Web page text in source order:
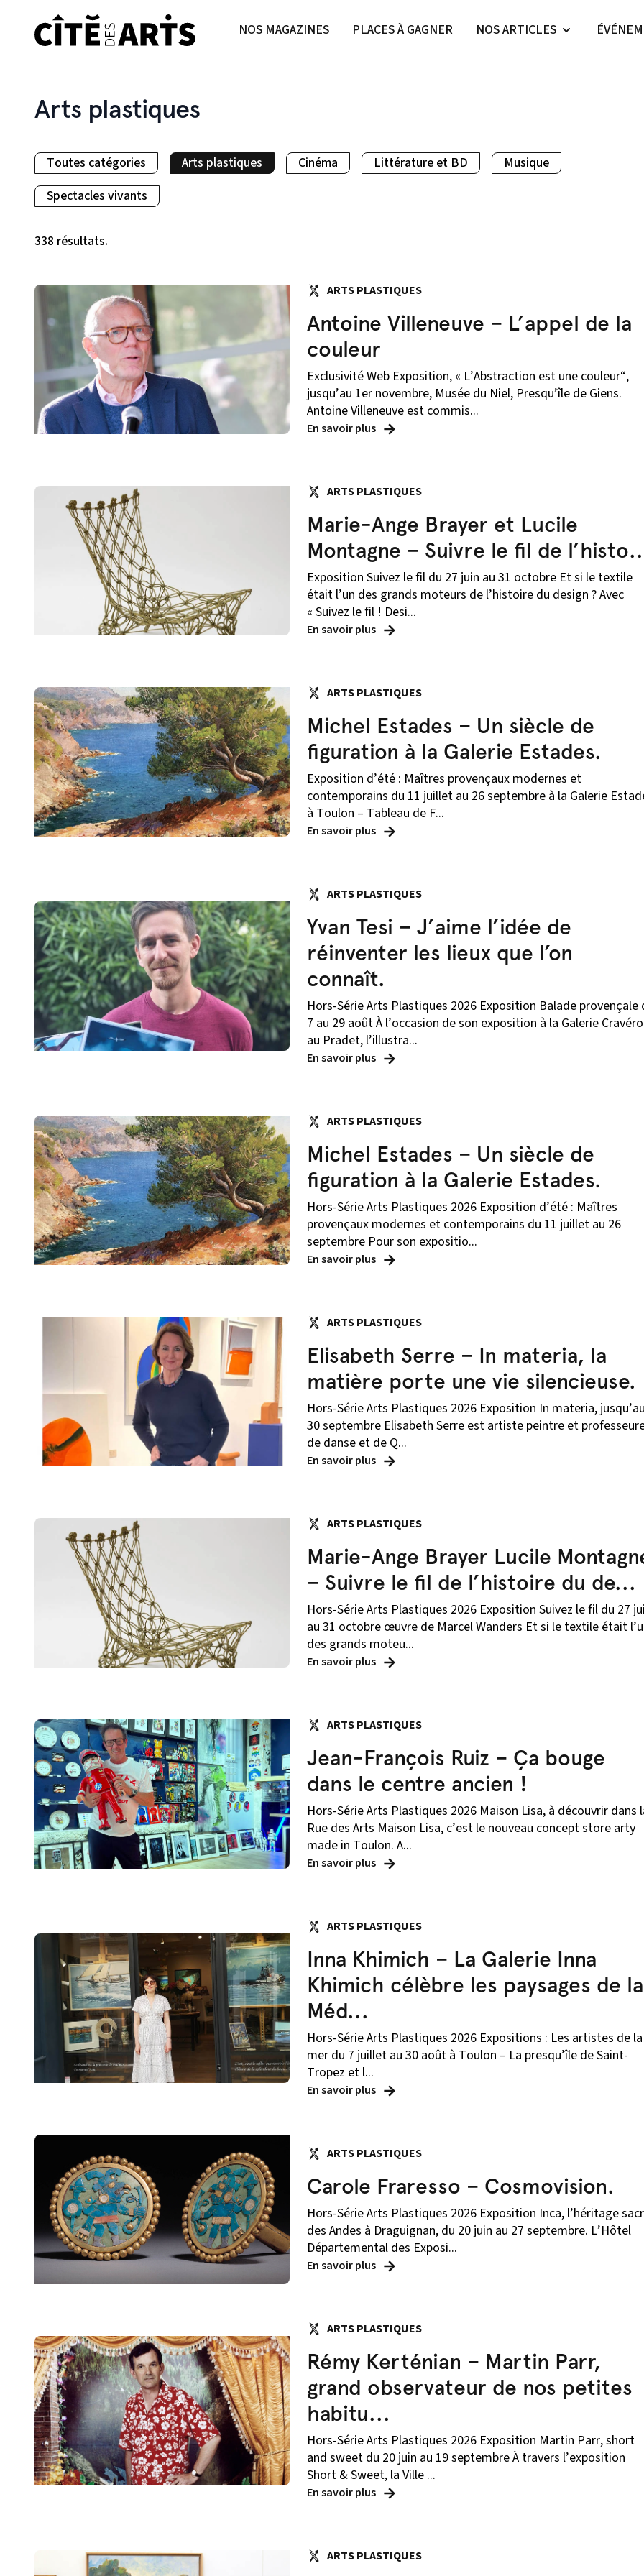
NOS MAGAZINES PLACES À GAGNER NOS ARTICLES
Arts plastiques
Toutes catégories Arts plastiques Cinéma Littérature et BD
Musique
Spectacles vivants
338 résultats.
ARTS PLASTIQUES
Antoine Villeneuve – L’appel de la
couleur
Exclusivité Web Exposition, « L’Abstraction est une couleur“,
jusqu’au 1er novembre, Musée du Niel, Presqu’île de Giens.
Antoine Villeneuve est commis...
En savoir plus
ARTS PLASTIQUES
Marie-Ange Brayer et Lucile
Montagne – Suivre le fil de
Exposition Suivez le fil du 27 juin au 31 octobre Et si le textile
était l’un des grands moteurs de l’histoire du design ? Avec
« Suivez le fil ! Desi...
En savoir plus
ARTS PLASTIQUES
Michel Estades – Un siècle de
figuration à la Galerie Estades.
Exposition d’été : Maîtres provençaux modernes et
contemporains du 11 juillet au 26 septembre à la Galerie
à Toulon – Tableau de F...
En savoir plus
ARTS PLASTIQUES
Yvan Tesi – J’aime l’idée de
réinventer les lieux que l’on
connaît.
Hors-Série Arts Plastiques 2026 Exposition Balade provençale
7 au 29 août À l’occasion de son exposition à la Galerie Cravéro
au Pradet, l’illustra...
En savoir plus
ARTS PLASTIQUES
Michel Estades – Un siècle de
figuration à la Galerie Estades.
Hors-Série Arts Plastiques 2026 Exposition d’été : Maîtres
provençaux modernes et contemporains du 11 juillet au 26
septembre Pour son expositio...
En savoir plus
ARTS PLASTIQUES
Elisabeth Serre – In materia, la
matière porte une vie silencieuse.
Hors-Série Arts Plastiques 2026 Exposition In materia,
30 septembre Elisabeth Serre est artiste peintre et
de danse et de Q...
En savoir plus
ARTS PLASTIQUES
Marie-Ange Brayer Lucile
– Suivre le fil de l’histoire du de...
Hors-Série Arts Plastiques 2026 Exposition Suivez le fil du 27
au 31 octobre œuvre de Marcel Wanders Et si le textile était
des grands moteu...
En savoir plus
ARTS PLASTIQUES
Jean-François Ruiz – Ça bouge
dans le centre ancien !
Hors-Série Arts Plastiques 2026 Maison Lisa, à découvrir dans
Rue des Arts Maison Lisa, c’est le nouveau concept store arty
made in Toulon. A...
En savoir plus
ARTS PLASTIQUES
Inna Khimich – La Galerie Inna
Khimich célèbre les paysages de la
Méd...
Hors-Série Arts Plastiques 2026 Expositions : Les artistes de la
mer du 7 juillet au 30 août à Toulon – La presqu’île de Saint-
Tropez et l...
En savoir plus
ARTS PLASTIQUES
Carole Fraresso – Cosmovision.
Hors-Série Arts Plastiques 2026 Exposition Inca, l’héritage
des Andes à Draguignan, du 20 juin au 27 septembre. L’Hôtel
Départemental des Exposi...
En savoir plus
ARTS PLASTIQUES
Rémy Kerténian – Martin Parr,
grand observateur de nos petites
habitu...
Hors-Série Arts Plastiques 2026 Exposition Martin Parr, short
and sweet du 20 juin au 19 septembre À travers l’exposition
Short & Sweet, la Ville ...
En savoir plus
ARTS PLASTIQUES